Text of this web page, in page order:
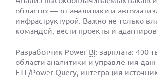
областях — от аналитики и
инфраструктурой. Важно не только
командой, вести проекты и
Разработчик Power BI: зарплата: 400
области аналитики и управления
ETL/Power Query, интеграция